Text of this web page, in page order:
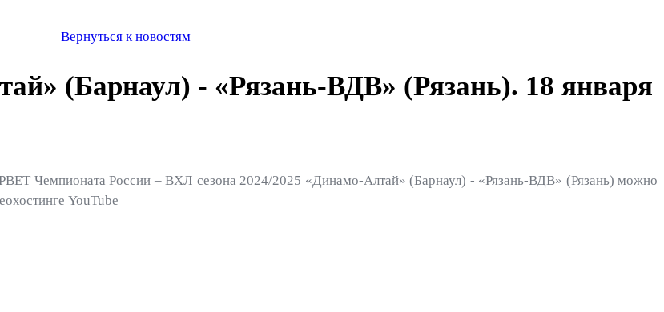
Вернуться к новостям
(Барнаул) - «Рязань-ВДВ» (Рязань). 18 января
Чемпионата России – ВХЛ сезона 2024/2025 «Динамо-Алтай» (Барнаул) - «Рязань-ВДВ» (Рязань) можно
YouTube